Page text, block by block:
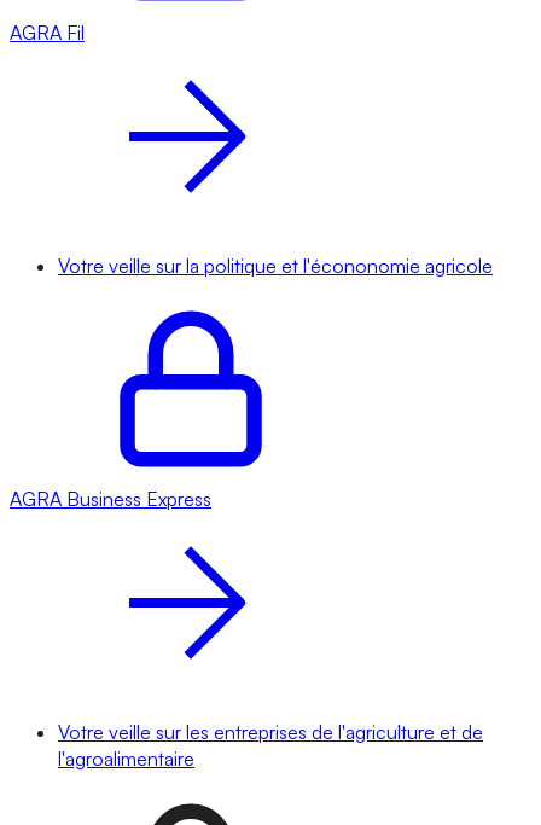
AGRA Fil
Votre veille sur la politique et l'écononomie agricole
AGRA Business Express
Votre veille sur les entreprises de l'agriculture et de
l'agroalimentaire